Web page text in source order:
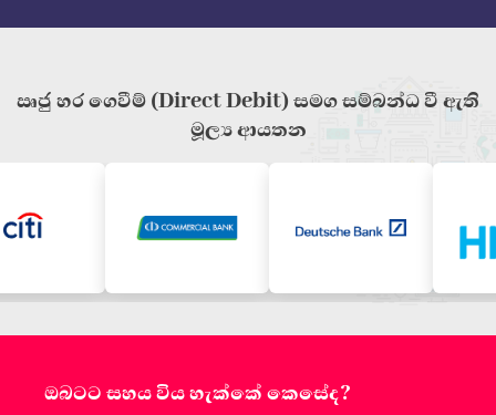
ඍජු හර ගෙවීම් (Direct Debit) සමග සම්බන්ධ වී ඇති
මූල්‍ය ආයතන
ඔබටට සහය විය හැක්කේ කෙසේද?